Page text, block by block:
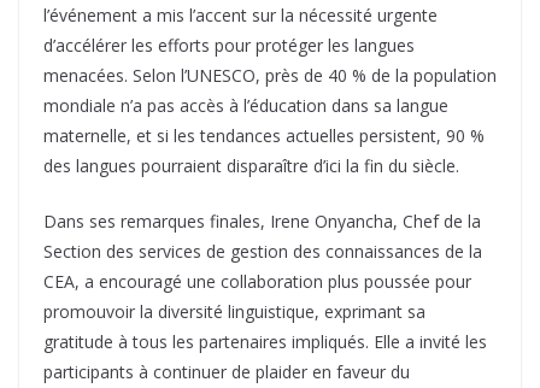
l’événement a mis l’accent sur la nécessité urgente
d’accélérer les efforts pour protéger les langues
menacées. Selon l’UNESCO, près de 40 % de la population
mondiale n’a pas accès à l’éducation dans sa langue
maternelle, et si les tendances actuelles persistent, 90 %
des langues pourraient disparaître d’ici la fin du siècle.
Dans ses remarques finales, Irene Onyancha, Chef de la
Section des services de gestion des connaissances de la
CEA, a encouragé une collaboration plus poussée pour
promouvoir la diversité linguistique, exprimant sa
gratitude à tous les partenaires impliqués. Elle a invité les
participants à continuer de plaider en faveur du